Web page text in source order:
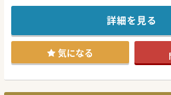
詳細を見る
気になる